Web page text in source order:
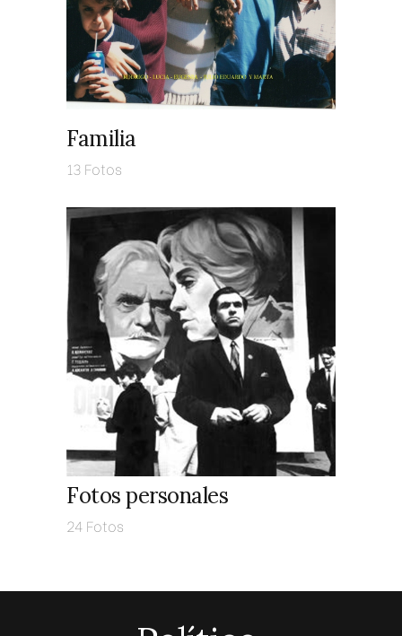
Familia
13 Fotos
Fotos personales
24 Fotos